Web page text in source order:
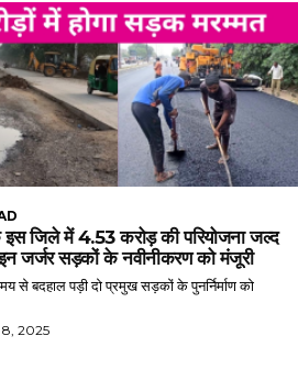
इस जिले में 4.53 करोड़ की परियोजना जल्द
जर्जर सड़कों के नवीनीकरण को मंजूरी
से बदहाल पड़ी दो प्रमुख सड़कों के पुनर्निर्माण को
2025